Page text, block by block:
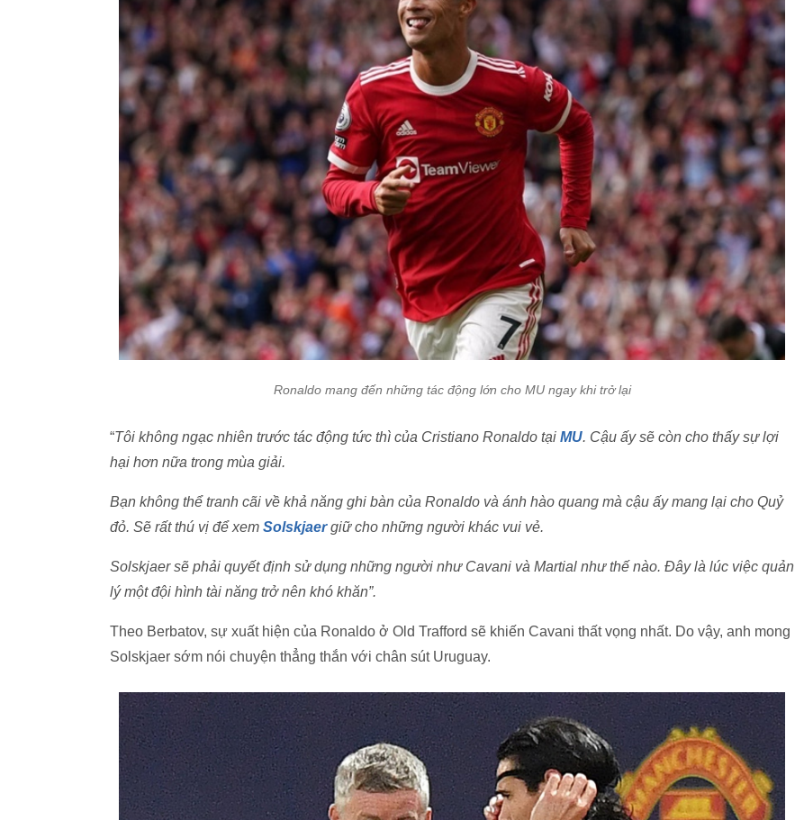
Ronaldo mang đến những tác động lớn cho MU ngay khi trở lại
“Tôi không ngạc nhiên trước tác động tức thì của Cristiano Ronaldo tại MU. Cậu ấy sẽ còn cho thấy sự lợi
hại hơn nữa trong mùa giải.
Bạn không thể tranh cãi về khả năng ghi bàn của Ronaldo và ánh hào quang mà cậu ấy mang lại cho Quỷ
đỏ. Sẽ rất thú vị để xem Solskjaergiữ cho những người khác vui vẻ.
Solskjaer sẽ phải quyết định sử dụng những người như Cavani và Martial như thế nào. Đây là lúc việc quản
lý một đội hình tài năng trở nên khó khăn”.
Theo Berbatov, sự xuất hiện của Ronaldo ở Old Trafford sẽ khiến Cavani thất vọng nhất. Do vậy, anh mong
Solskjaer sớm nói chuyện thẳng thắn với chân sút Uruguay.